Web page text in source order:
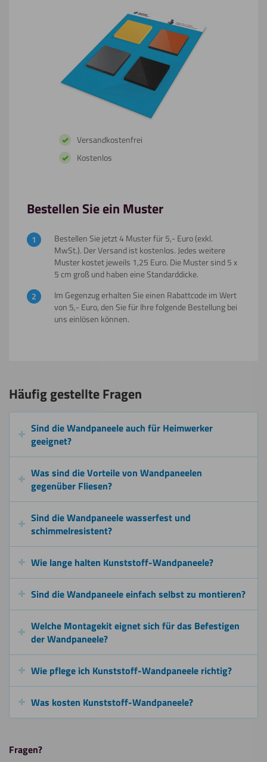
Versandkostenfrei
Kostenlos
Bestellen Sie ein Muster
Bestellen Sie jetzt 4 Muster für 5,- Euro (exkl.
MwSt.). Der Versand ist kostenlos. Jedes weitere
Muster kostet jeweils 1,25 Euro. Die Muster sind 5 x
5 cm groß und haben eine Standarddicke.
Im Gegenzug erhalten Sie einen Rabattcode im Wert
von 5,- Euro, den Sie für Ihre folgende Bestellung bei
uns einlösen können.
Häufig gestellte Fragen
Sind die Wandpaneele auch für Heimwerker
geeignet?
Was sind die Vorteile von Wandpaneelen
gegenüber Fliesen?
Sind die Wandpaneele wasserfest und
schimmelresistent?
Wie lange halten Kunststoff-Wandpaneele?
Sind die Wandpaneele einfach selbst zu montieren?
Welche Montagekit eignet sich für das Befestigen
der Wandpaneele?
Wie pflege ich Kunststoff-Wandpaneele richtig?
Was kosten Kunststoff-Wandpaneele?
Fragen?